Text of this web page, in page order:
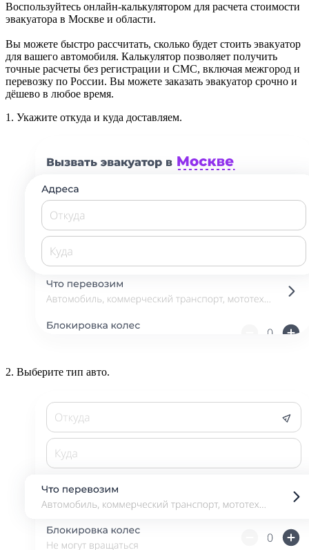
Воспользуйтесь онлайн-калькулятором для расчета стоимости
эвакуатора в Москве и области.
Вы можете быстро рассчитать, сколько будет стоить эвакуатор
для вашего автомобиля. Калькулятор позволяет получить
точные расчеты без регистрации и СМС, включая межгород и
перевозку по России. Вы можете заказать эвакуатор срочно и
дёшево в любое время.
1. Укажите откуда и куда доставляем.
2. Выберите тип авто.